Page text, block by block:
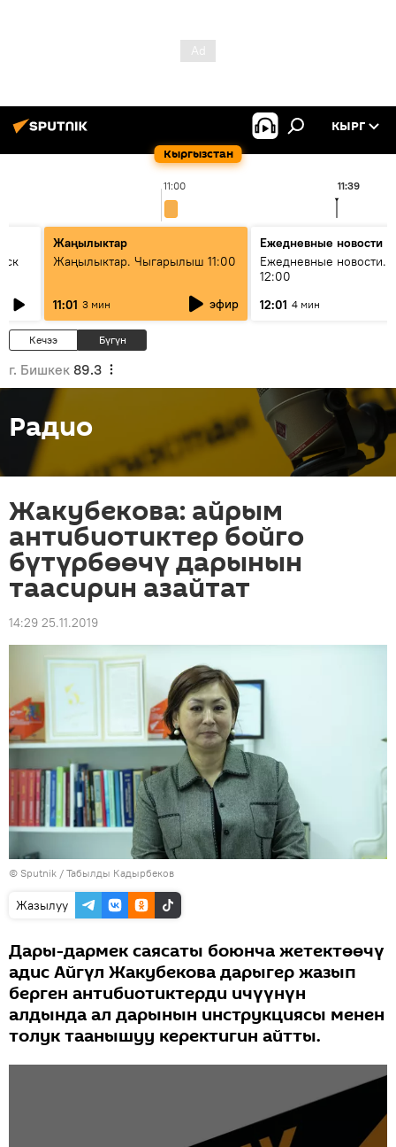
Кыргызстан
КЫРГ
11:00 11:39
Жаңылыктар
Жаңылыктар. Чыгарылыш 11:00
11:01 3 мин эфир
Ежедневные новости
Ежедневные новости.
12:00
12:01 4 мин
Кечээ Бүгүн
г. Бишкек 89.3
Радио
Жакубекова: айрым
антибиотиктер бойго
бүтүрбөөчү дарынын
таасирин азайтат
14:29 25.11.2019
© Sputnik / Табылды Кадырбеков
Жазылуу
Дары-дармек саясаты боюнча жетектөөчү
адис Айгүл Жакубекова дарыгер жазып
берген антибиотиктерди ичүүнүн
алдында ал дарынын инструкциясы менен
толук таанышуу керектигин айтты.